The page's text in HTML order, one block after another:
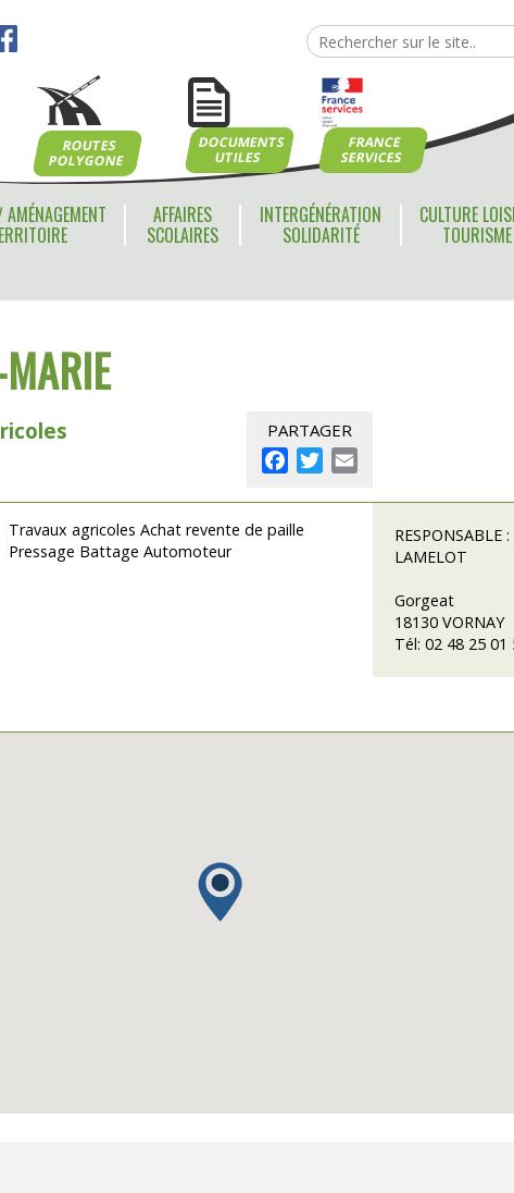
ROUTES
POLYGONE
DOCUMENTS
UTILES
FRANCE
SERVICES
AFFAIRES
SCOLAIRES
INTERGÉNÉRATION
SOLIDARITÉ
CULTURE
TOURISME
Travaux agricoles Achat revente de paille
Pressage Battage Automoteur
PARTAGER
FacebookTwitter
RESPONSABLE :
LAMELOT
Gorgeat
18130 VORNAY
Tél: 02 48 25 01